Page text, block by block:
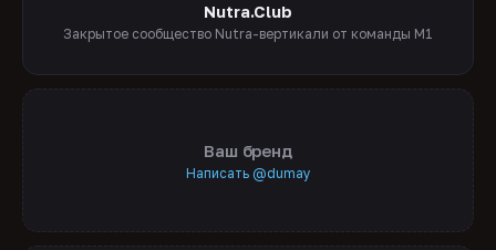
Nutra.Club
Закрытое сообщество Nutra-вертикали от команды M1
Ваш бренд
Написать @dumay